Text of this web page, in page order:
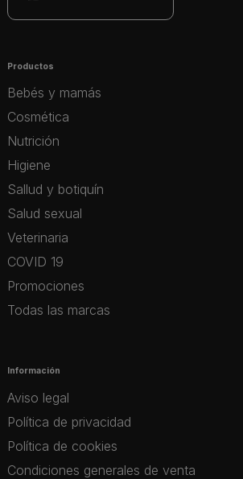
Productos
Bebés y mamás
Cosmética
Nutrición
Higiene
Sallud y botiquín
Salud sexual
Veterinaria
COVID 19
Promociones
Todas las marcas
Información
Aviso legal
Política de privacidad
Política de cookies
Condiciones generales de venta